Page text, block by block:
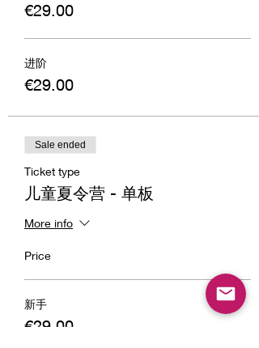
€29.00
进阶
€29.00
Sale ended
Ticket type
儿童夏令营 - 单板
More info
Price
新手
€29.00